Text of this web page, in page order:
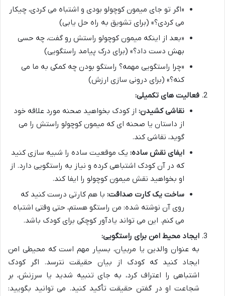
«اگر تو جای میمون کوچولو بودی و اشتباه می کردی، چیکار
می کردی؟» (برای تشویق به راه حل یابی)
«بعد از اینکه میمون کوچولو راستش رو گفت، چه حسی
بهش دست داد؟» (برای درک پیامد راستگویی)
«چرا راستگویی مهمه؟ راستگو بودن چه کمکی به ما می
کنه؟» (برای درونی سازی ارزش)
فعالیت های تکمیلی:
نقاشی کشیدن: از کودک بخواهید صحنه مورد علاقه خود
از داستان یا صحنه ای که میمون کوچولو راستش را می
گوید، نقاشی کند.
ایفای نقش ساده: یک موقعیت ساده را شبیه سازی کنید
که در آن کودک اشتباهی کرده و نیاز به راستگویی دارد. از
او بخواهید نقش میمون کوچولو را ایفا کند.
ساخت یک کارت صداقت: با هم کارتی درست کنید که
روی آن نوشته شده: من راستگو هستم، حتی وقتی اشتباه
می کنم. این می تواند یادآور کوچکی برای کودک باشد.
ایجاد محیط امن برای راستگویی:
به عنوان والدین یا مربیان، بسیار مهم است که محیطی امن
ایجاد کنید که کودک از بیان حقیقت نترسد. اگر کودک
اشتباهی را اعتراف کرد، به جای تنبیه شدید یا سرزنش، بر
شجاعت او در گفتن حقیقت تأکید کنید. می توانید بگویید: